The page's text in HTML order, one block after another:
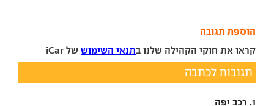
הוספת תגובה
קראו את חוקי הקהילה שלנו בתנאי השימוש של iCar
תגובות לכתבה
1. רכב יפה